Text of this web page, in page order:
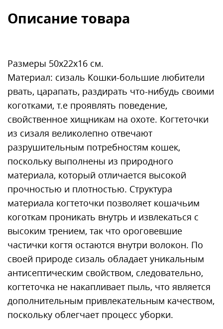
Описание товара
Размеры 50х22х16 см.
Материал: сизаль Кошки-большие любители
рвать, царапать, раздирать что-нибудь своими
коготками, т.е проявлять поведение,
свойственное хищникам на охоте. Когтеточки
из сизаля великолепно отвечают
разрушительным потребностям кошек,
поскольку выполнены из природного
материала, который отличается высокой
прочностью и плотностью. Структура
материала когтеточки позволяет кошачьим
коготкам проникать внутрь и извлекаться с
высоким трением, так что ороговевшие
частички когтя остаются внутри волокон. По
своей природе сизаль обладает уникальным
антисептическим свойством, следовательно,
когтеточка не накапливает пыль, что является
дополнительным привлекательным качеством,
поскольку облегчает процесс уборки.